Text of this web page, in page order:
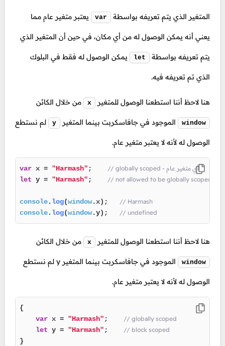
المتغير الذي يتم تعريفه بواسطة var يعتبر متغير عام مما
يعني أنه يمكن الوصول له من أي مكان، في حين أن المتغير الذي
يتم تعريفه بواسطة let يمكن الوصول له فقط في البلوك
الذي تم تعريفه فيه.
هنا لاحظ أننا استطعنا الوصول للمتغير x من خلال الكائن
window الموجود في جافاسكربت بينما المتغير y لم نستطع
الوصول له لأنه لا يعتبر متغير عام.
var x = "Harmash"; // globally scoped - أي متغير عام
let y = "Harmash";
console.log(window.x); // Harmash
console.log(window.y); // undefined
هنا لاحظ أننا استطعنا الوصول للمتغير x من خلال الكائن
window الموجود في جافاسكربت بينما المتغير y لم نستطع
الوصول له لأنه لا يعتبر متغير عام.
{
var x = "Harmash"; // globally scoped
let y = "Harmash"; // block scoped
}